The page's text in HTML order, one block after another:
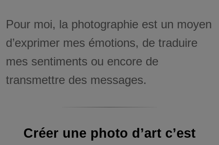
Pour moi, la photographie est un moyen
d’exprimer mes émotions, de traduire
mes sentiments ou encore de
transmettre des messages.
Créer une photo d’art c’est